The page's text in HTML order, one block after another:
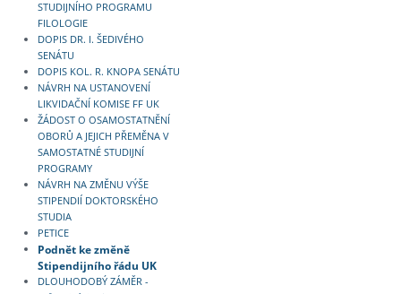
STUDIJNÍHO PROGRAMU
FILOLOGIE
DOPIS DR. I. ŠEDIVÉHO
SENÁTU
DOPIS KOL. R. KNOPA SENÁTU
NÁVRH NA USTANOVENÍ
LIKVIDAČNÍ KOMISE FF UK
ŽÁDOST O OSAMOSTATNĚNÍ
OBORŮ A JEJICH PŘEMĚNA V
SAMOSTATNÉ STUDIJNÍ
PROGRAMY
NÁVRH NA ZMĚNU VÝŠE
STIPENDIÍ DOKTORSKÉHO
STUDIA
PETICE
Podnět ke změně
Stipendijního řádu UK
DLOUHODOBÝ ZÁMĚR -